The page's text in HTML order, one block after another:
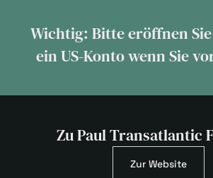
Wichtig: Bitte eröffnen
ein US-Konto wenn Sie
Zu Paul Transatlantic
Zur Website